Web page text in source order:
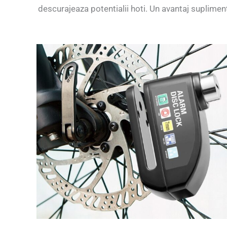
descurajeaza potentialii hoti. Un avantaj